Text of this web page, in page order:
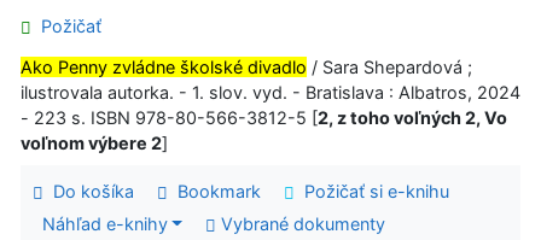
Požičať
Ako Penny zvládne školské divadlo / Sara Shepardová ;
ilustrovala autorka. - 1. slov. vyd. - Bratislava : Albatros, 2024
- 223 s. ISBN 978-80-566-3812-5 [2, z toho voľných 2, Vo
voľnom výbere 2]
Do košíka Bookmark
Požičať si e-knihu
Náhľad e-knihy
Vybrané dokumenty